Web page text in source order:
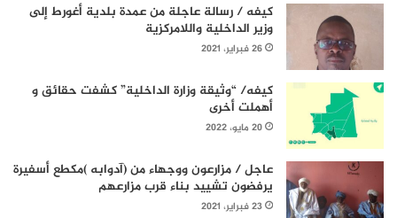
كيفه / رسالة عاجلة من عمدة بلدية أغورط إلى
وزير الداخلية واللامركزية
26 فبراير، 2021
كيفه/ “وثيقة وزارة الداخلية” كشفت حقائق و
أهملت أخرى
20 مايو، 2022
عاجل / مزارعون ووجهاء من (آدوابه )مكطع أسفيرة
يرفضون تشييد بناء قرب مزارعهم
23 فبراير، 2021